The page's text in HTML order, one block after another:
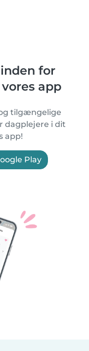
for
app
tilgængelige
dagplejere i dit
app!
Play